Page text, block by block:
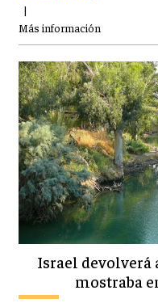
|
Más información
Israel devolverá
mostraba